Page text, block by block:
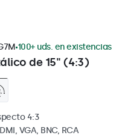
de 15" (4:3)
100+ uds. en existencias
4:3
VGA, BNC, RCA